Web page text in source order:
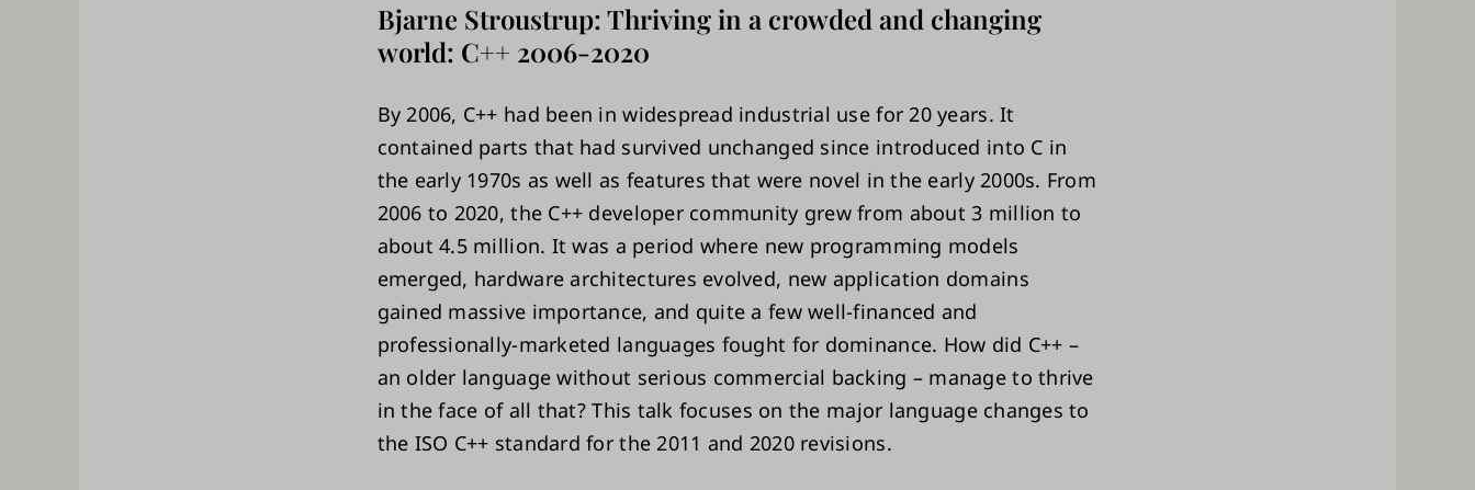
Bjarne Stroustrup: Thriving in a crowded and changing
world: C++ 2006-2020
By 2006, C++ had been in widespread industrial use for 20 years. It
contained parts that had survived unchanged since introduced into C in
the early 1970s as well as features that were novel in the early 2000s. From
2006 to 2020, the C++ developer community grew from about 3 million to
about 4.5 million. It was a period where new programming models
emerged, hardware architectures evolved, new application domains
gained massive importance, and quite a few well-financed and
professionally-marketed languages fought for dominance. How did C++ –
an older language without serious commercial backing – manage to thrive
in the face of all that? This talk focuses on the major language changes to
the ISO C++ standard for the 2011 and 2020 revisions.